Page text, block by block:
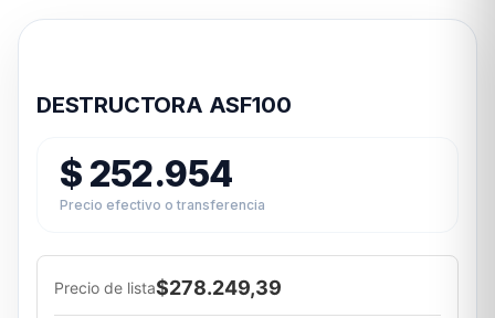
DESTRUCTORA ASF100
$ 252.954
Precio efectivo o transferencia
Precio de lista$278.249,39